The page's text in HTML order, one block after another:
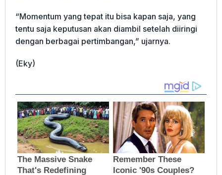
“Momentum yang tepat itu bisa kapan saja, yang
tentu saja keputusan akan diambil setelah diiringi
dengan berbagai pertimbangan,” ujarnya.
(Eky)